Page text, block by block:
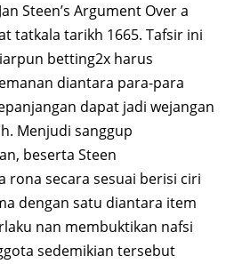
Steen’s Argument Over a
tatkala tarikh 1665. Tafsir ini
betting2x harus
diantara para-para
dapat jadi wejangan
Menjudi sanggup
beserta Steen
rona secara sesuai berisi ciri
dengan satu diantara item
nan membuktikan nafsi
sedemikian tersebut